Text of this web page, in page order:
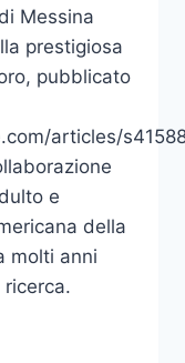
Messina
prestigiosa
pubblicato
articles/
e
della
molti anni